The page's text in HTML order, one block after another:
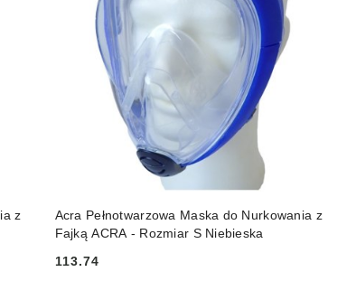
z
Acra Pełnotwarzowa Maska do Nurkowania z
Fajką ACRA - Rozmiar S Niebieska
Cena:
113.74
DO KOSZYKA